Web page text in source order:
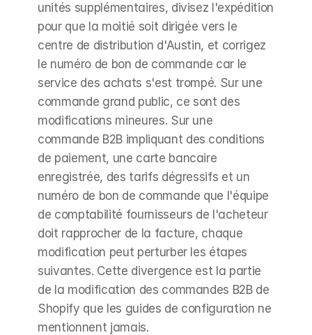
unités supplémentaires, divisez l'expédition
pour que la moitié soit dirigée vers le
centre de distribution d'Austin, et corrigez
le numéro de bon de commande car le
service des achats s'est trompé. Sur une
commande grand public, ce sont des
modifications mineures. Sur une
commande B2B impliquant des conditions
de paiement, une carte bancaire
enregistrée, des tarifs dégressifs et un
numéro de bon de commande que l'équipe
de comptabilité fournisseurs de l'acheteur
doit rapprocher de la facture, chaque
modification peut perturber les étapes
suivantes. Cette divergence est la partie
de la modification des commandes B2B de
Shopify que les guides de configuration ne
mentionnent jamais.